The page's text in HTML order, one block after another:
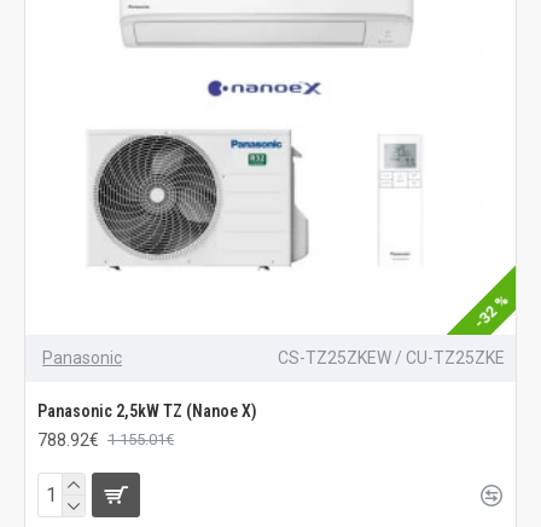
-32 %
Panasonic CS-TZ25ZKEW / CU-TZ25ZKE
Panasonic 2,5kW TZ (Nanoe X)
788.92€ 1 155.01€